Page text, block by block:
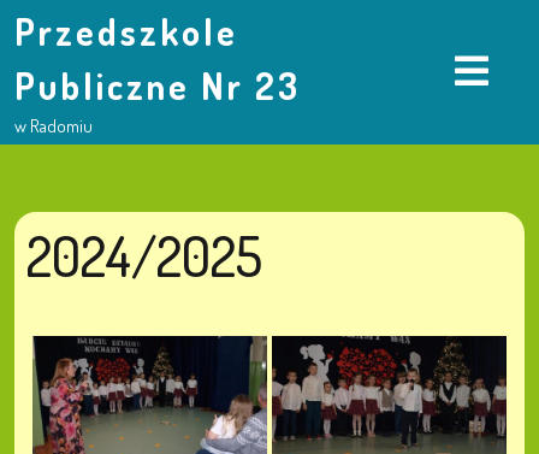
Przedszkole
Publiczne Nr 23
w Radomiu
2024/2025